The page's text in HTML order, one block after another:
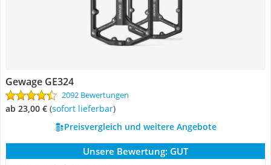
Gewage GE324
2092 Bewertungen
ab 23,00 € ( Sofort lieferbar)
Preisvergleich und weitere Angebote
Unsere Bewertung: GUT